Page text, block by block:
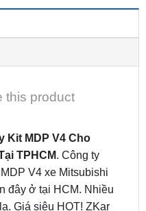
this product
Kit MDP V4 Cho